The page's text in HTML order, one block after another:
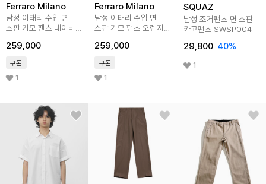
Ferraro Milano
남성 이태리 수입 면
스판 기모 팬츠 네이비
259,000
쿠폰
1
Ferraro Milano
남성 이태리 수입 면
스판 기모 팬츠 오렌지
259,000
쿠폰
1
SQUAZ
남성 조거팬츠 면 스판
카고팬츠 SWSP004
29,800 40%
1